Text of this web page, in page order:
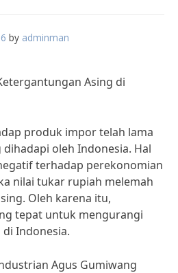
by adminman
Asing di
produk impor telah lama
oleh Indonesia. Hal
terhadap perekonomian
nilai tukar rupiah melemah
Oleh karena itu,
tepat untuk mengurangi
Indonesia.
Agus Gumiwang